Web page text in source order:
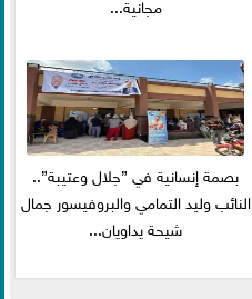
بصمة إنسانية في ”جلال وعتيبة”..
النائب وليد التمامي والبروفيسور جمال
شيحة يداويان...